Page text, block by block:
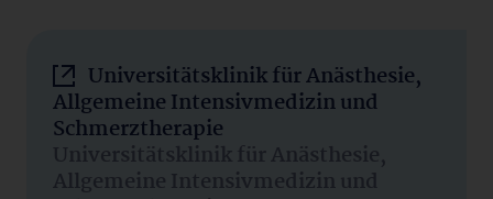
Universitätsklinik für Anästhesie,
Allgemeine Intensivmedizin und
Schmerztherapie
Universitätsklinik für Anästhesie,
Allgemeine Intensivmedizin und